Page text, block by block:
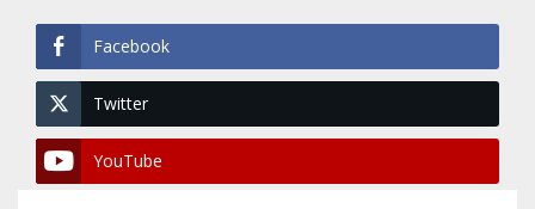
Facebook
Twitter
YouTube